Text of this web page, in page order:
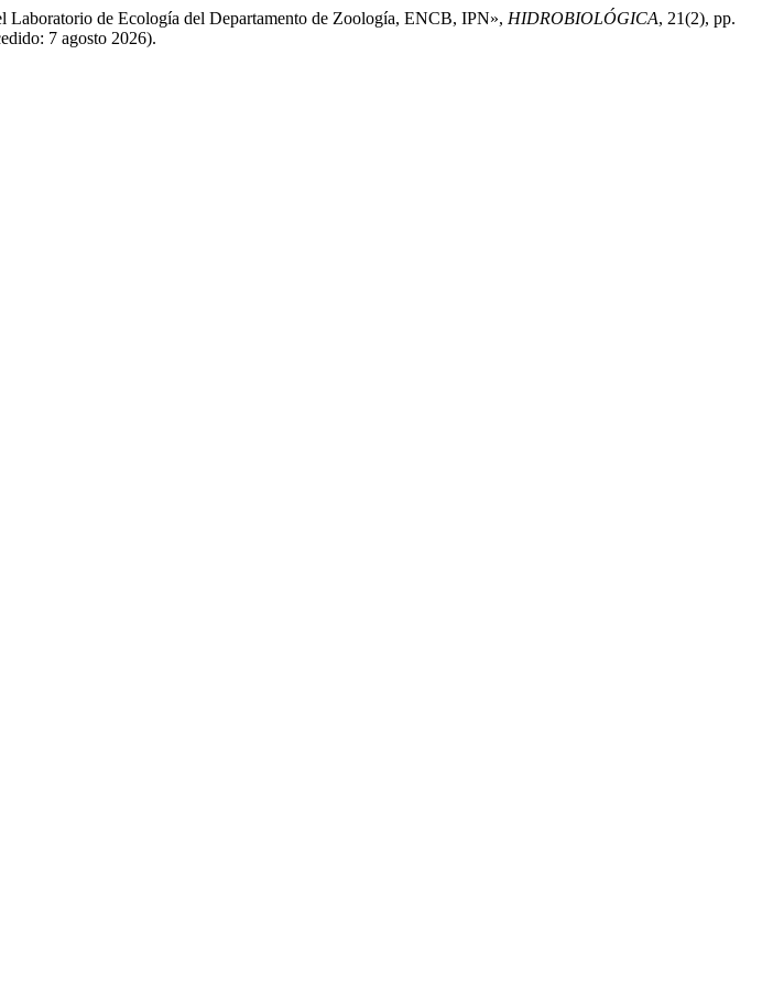
Laboratorio de Ecología del Departamento de Zoología, ENCB, IPN», HIDROBIOLÓGICA, 21(2), pp.
7 agosto 2026).